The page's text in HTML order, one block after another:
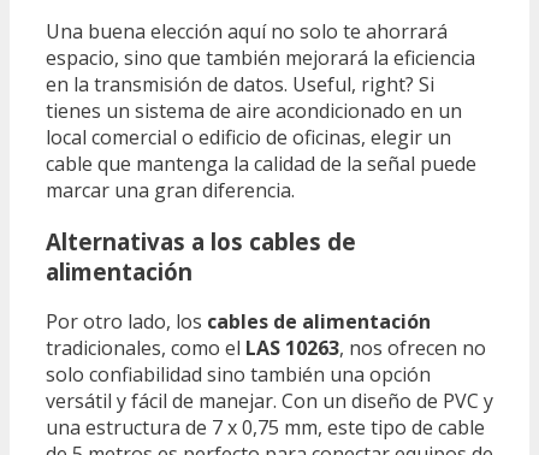
Una buena elección aquí no solo te ahorrará
espacio, sino que también mejorará la eficiencia
en la transmisión de datos. Useful, right? Si
tienes un sistema de aire acondicionado en un
local comercial o edificio de oficinas, elegir un
cable que mantenga la calidad de la señal puede
marcar una gran diferencia.
Alternativas a los cables de
alimentación
Por otro lado, los cables de alimentación
tradicionales, como el LAS 10263, nos ofrecen no
solo confiabilidad sino también una opción
versátil y fácil de manejar. Con un diseño de PVC y
una estructura de 7 x 0,75 mm, este tipo de cable